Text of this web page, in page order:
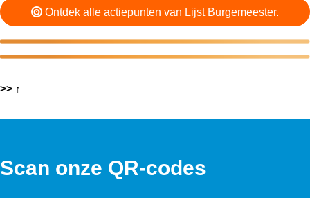
Ontdek alle actiepunten van Lijst Burgemeester.
>> ↑
Scan onze QR-codes